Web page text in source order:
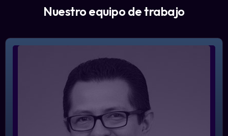
Nuestro equipo de trabajo